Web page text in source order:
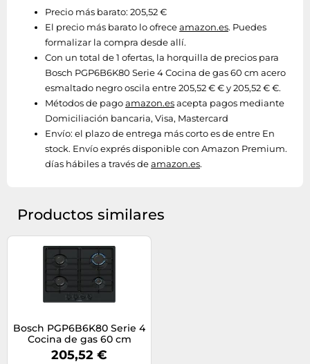
Precio más barato: 205,52 €
El precio más barato lo ofreceamazon.es. Puedes
formalizar la compra desde allí.
Con un total de 1 ofertas, la horquilla de precios para
Bosch PGP6B6K80 Serie 4 Cocina de gas 60 cm acero
esmaltado negro oscila entre 205,52 € € y 205,52 € €.
Métodos de pagoamazon.esacepta pagos mediante
Domiciliación bancaria, Visa, Mastercard
Envío: el plazo de entrega más corto es de entre En
stock. Envío exprés disponible con Amazon Premium.
días hábiles a través deamazon.es.
Productos similares
Bosch PGP6B6K80 Serie 4
Cocina de gas 60 cm
acero esmaltado negro
205,52 €